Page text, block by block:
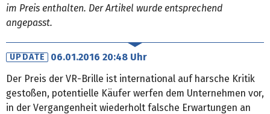
im Preis enthalten. Der Artikel wurde entsprechend
angepasst.
UPDATE
06.01.2016 20:48 Uhr
Der Preis der VR-Brille ist international auf harsche Kritik
gestoßen, potentielle Käufer werfen dem Unternehmen vor,
in der Vergangenheit wiederholt falsche Erwartungen an